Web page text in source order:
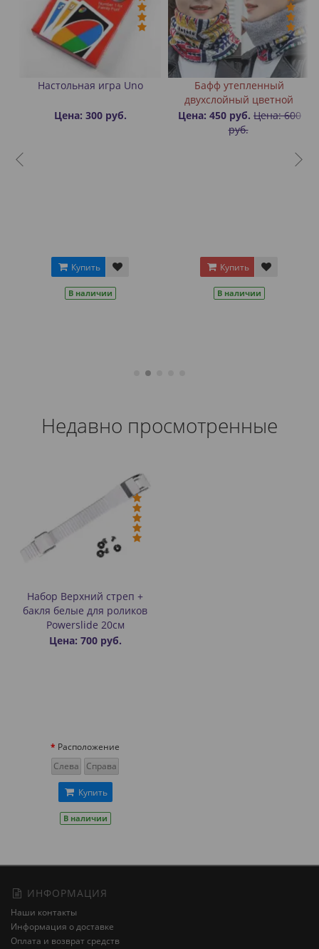
Настольная игра Uno
Цена: 300 руб.
Купить
В наличии
Бафф утепленный
двухслойный цветной
Цена: 450 руб. Цена: 600
руб.
Купить
В наличии
Недавно просмотренные
Набор Верхний стреп +
бакля белые для роликов
Powerslide 20см
Цена: 700 руб.
Расположение
Слева
Справа
Купить
В наличии
ИНФОРМАЦИЯ
Наши контакты
Информация о доставке
Оплата и возврат средств